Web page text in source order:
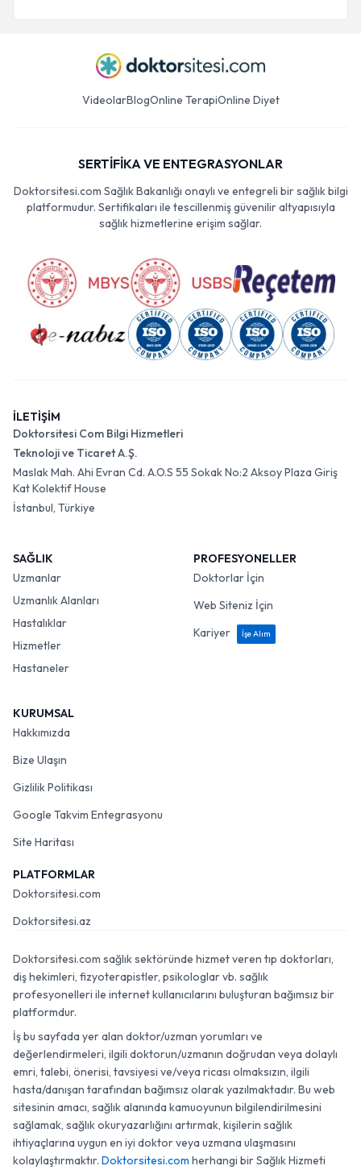
VideolarBlogOnline TerapiOnline Diyet
SERTİFİKA VE ENTEGRASYONLAR
Doktorsitesi.com Sağlık Bakanlığı onaylı ve entegreli bir sağlık bilgi
platformudur. Sertifikaları ile tescillenmiş güvenilir altyapısıyla
sağlık hizmetlerine erişim sağlar.
İLETİŞİM
Doktorsitesi Com Bilgi Hizmetleri
Teknoloji ve Ticaret A.Ş.
Maslak Mah. Ahi Evran Cd. A.O.S 55 Sokak No:2 Aksoy Plaza Giriş
Kat Kolektif House
İstanbul, Türkiye
SAĞLIK
Uzmanlar
Uzmanlık Alanları
Hastalıklar
Hizmetler
Hastaneler
PROFESYONELLER
Doktorlar İçin
Web Siteniz İçin
Kariyer
İşe Alım
KURUMSAL
Hakkımızda
Bize Ulaşın
Gizlilik Politikası
Google Takvim Entegrasyonu
Site Haritası
PLATFORMLAR
Doktorsitesi.com
Doktorsitesi.az
Doktorsitesi.com sağlık sektöründe hizmet veren tıp doktorları,
diş hekimleri, fizyoterapistler, psikologlar vb. sağlık
profesyonelleri ile internet kullanıcılarını buluşturan bağımsız bir
platformdur.
İş bu sayfada yer alan doktor/uzman yorumları ve
değerlendirmeleri, ilgili doktorun/uzmanın doğrudan veya dolaylı
emri, talebi, önerisi, tavsiyesi ve/veya ricası olmaksızın, ilgili
hasta/danışan tarafından bağımsız olarak yazılmaktadır. Bu web
sitesinin amacı, sağlık alanında kamuoyunun bilgilendirilmesini
sağlamak, sağlık okuryazarlığını artırmak, kişilerin sağlık
ihtiyaçlarına uygun en iyi doktor veya uzmana ulaşmasını
kolaylaştırmaktır. Doktorsitesi.com herhangi bir Sağlık Hizmeti